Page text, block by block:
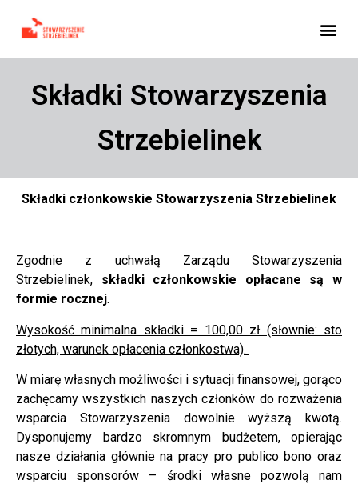
Składki Stowarzyszenia
Strzebielinek
Składki członkowskie Stowarzyszenia Strzebielinek
Zgodnie z uchwałą Zarządu Stowarzyszenia
Strzebielinek, składki członkowskie opłacane są w
formie rocznej.
Wysokość minimalna składki = 100,00 zł (słownie: sto
złotych, warunek opłacenia członkostwa).
W miarę własnych możliwości i sytuacji finansowej, gorąco
zachęcamy wszystkich naszych członków do rozważenia
wsparcia Stowarzyszenia dowolnie wyższą kwotą.
Dysponujemy bardzo skromnym budżetem, opierając
nasze działania głównie na pracy pro publico bono oraz
wsparciu sponsorów – środki własne pozwolą nam